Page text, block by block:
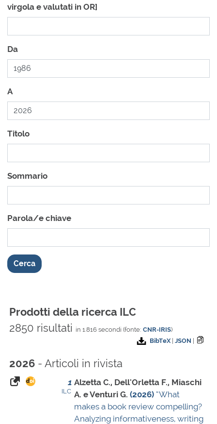
virgola e valutati in OR]
Da
A
Titolo
Sommario
Parola/e chiave
Cerca
Prodotti della ricerca ILC
2850 risultati in 1.816 secondi (fonte: CNR-IRIS)
BibTeX| JSON |
2026 - Articoli in rivista
1
ILC
Alzetta C., Dell'Orletta F., Miaschi
A. e Venturi G. (2026) “What
makes a book review compelling?
Analyzing informativeness, writing